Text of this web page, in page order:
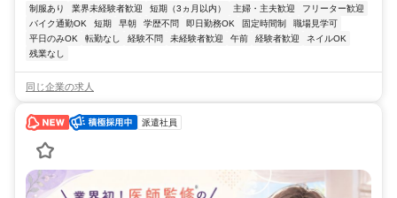
制服あり 業界未経験者歓迎 短期（3ヵ月以内） 主婦・主夫歓迎
フリーター歓迎
バイク通勤OK
短期 早朝 学歴不問 即日勤務OK 固定時間制
職場見学可
平日のみOK
転勤なし 経験不問 未経験者歓迎 午前 経験者歓迎
ネイルOK
残業なし
同じ企業の求人
派遣社員